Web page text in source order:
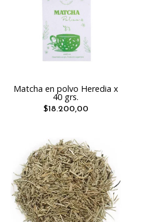
Matcha en polvo Heredia x
40 grs.
$18.200,00